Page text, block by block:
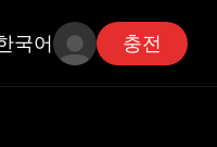
국어 충전